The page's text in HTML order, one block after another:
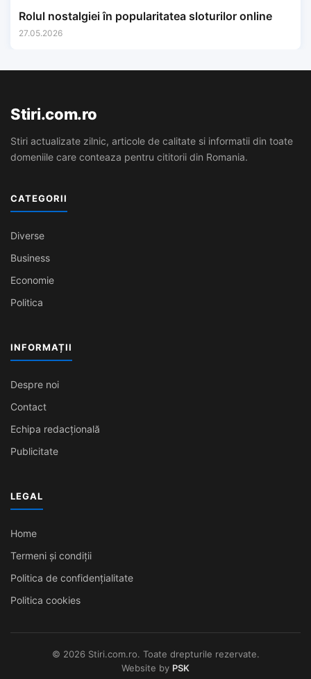
Rolul nostalgiei în popularitatea sloturilor online
27.05.2026
Stiri.com.ro
Stiri actualizate zilnic, articole de calitate si informatii din toate
domeniile care conteaza pentru cititorii din Romania.
CATEGORII
Diverse
Business
Economie
Politica
INFORMAȚII
Despre noi
Contact
Echipa redacțională
Publicitate
LEGAL
Home
Termeni și condiții
Politica de confidențialitate
Politica cookies
© 2026 Stiri.com.ro. Toate drepturile rezervate.
Website by PSK